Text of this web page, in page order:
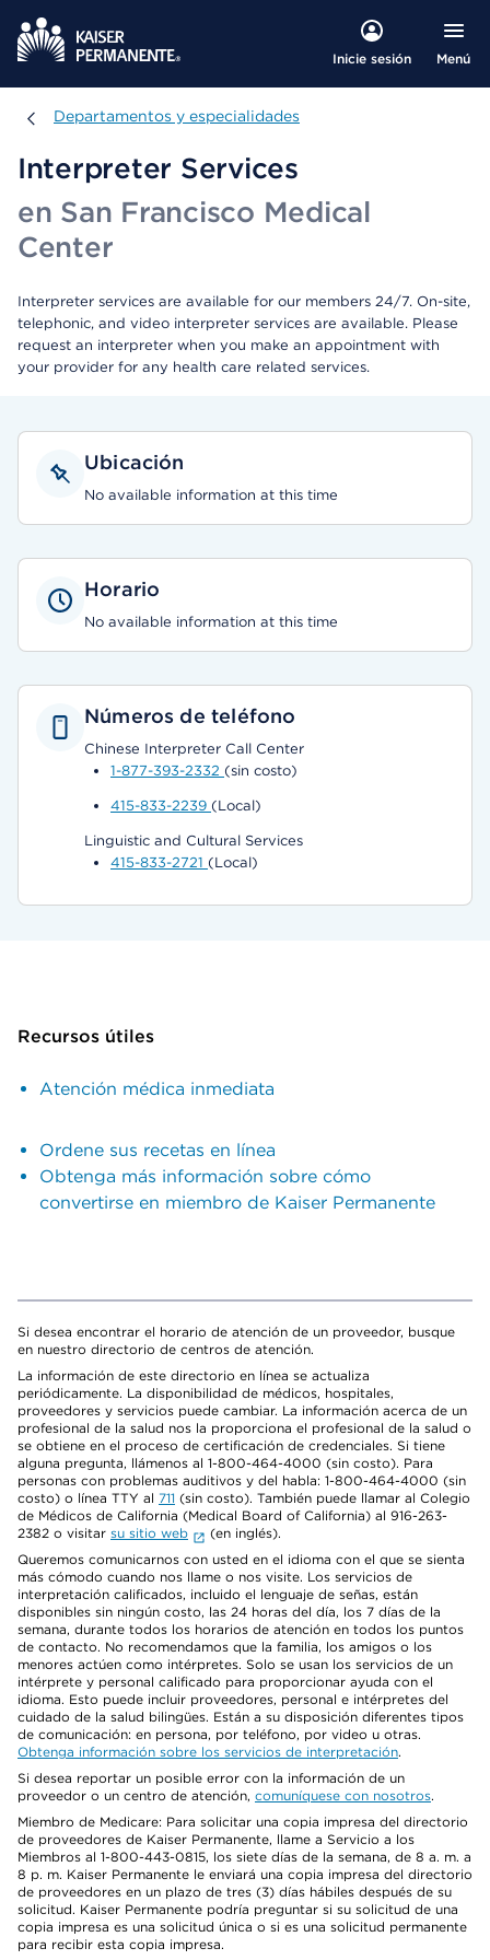
Inicie sesión Menú
Departamentos y especialidades
Departamentos y especialidades
Interpreter Services
en San Francisco Medical
Center
Interpreter services are available for our members 24/7. On-site,
telephonic, and video interpreter services are available. Please
request an interpreter when you make an appointment with
your provider for any health care related services.
Ubicación
No available information at this time
Horario
No available information at this time
Números de teléfono
Chinese Interpreter Call Center
1-877-393-2332 (sin costo)
415-833-2239 (Local)
Linguistic and Cultural Services
415-833-2721 (Local)
Recursos útiles
Atención médica inmediata
Ordene sus recetas en línea
Obtenga más información sobre cómo
convertirse en miembro de Kaiser Permanente
Si desea encontrar el horario de atención de un proveedor, busque
en nuestro directorio de centros de atención.
La información de este directorio en línea se actualiza
periódicamente. La disponibilidad de médicos, hospitales,
proveedores y servicios puede cambiar. La información acerca de un
profesional de la salud nos la proporciona el profesional de la salud o
se obtiene en el proceso de certificación de credenciales. Si tiene
alguna pregunta, llámenos al 1-800-464-4000 (sin costo). Para
personas con problemas auditivos y del habla: 1-800-464-4000 (sin
costo) o línea TTY al 711 (sin costo). También puede llamar al Colegio
de Médicos de California (Medical Board of California) al 916-263-
2382 o visitar su sitio web
(en inglés).
Queremos comunicarnos con usted en el idioma con el que se sienta
más cómodo cuando nos llame o nos visite. Los servicios de
interpretación calificados, incluido el lenguaje de señas, están
disponibles sin ningún costo, las 24 horas del día, los 7 días de la
semana, durante todos los horarios de atención en todos los puntos
de contacto. No recomendamos que la familia, los amigos o los
menores actúen como intérpretes. Solo se usan los servicios de un
intérprete y personal calificado para proporcionar ayuda con el
idioma. Esto puede incluir proveedores, personal e intérpretes del
cuidado de la salud bilingües. Están a su disposición diferentes tipos
de comunicación: en persona, por teléfono, por video u otras.
Obtenga información sobre los servicios de interpretación.
Si desea reportar un posible error con la información de un
proveedor o un centro de atención, comuníquese con nosotros.
Miembro de Medicare: Para solicitar una copia impresa del directorio
de proveedores de Kaiser Permanente, llame a Servicio a los
Miembros al 1-800-443-0815, los siete días de la semana, de 8 a. m. a
8 p. m. Kaiser Permanente le enviará una copia impresa del directorio
de proveedores en un plazo de tres (3) días hábiles después de su
solicitud. Kaiser Permanente podría preguntar si su solicitud de una
copia impresa es una solicitud única o si es una solicitud permanente
para recibir esta copia impresa.